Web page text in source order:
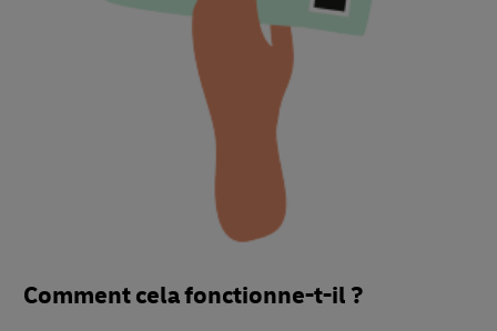
Comment cela fonctionne-t-il ?